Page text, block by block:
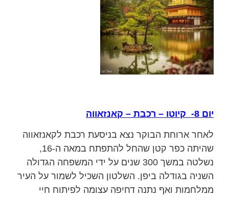
יום 8- קיוטו – רכבת – קאנזאווה
לאחר ארוחת הבוקר נצא בניסעת רכבת לקאנזאווה
שהיתה כפר קטן שהחל להתפתח במאה ה-16,
נשלטה במשך 300 שנים על ידי המשפחה הגדולה
השניה בגודלה ביפן. השלטון השכיל לשמור על העיר
ממלחמות ואף נתנה דחיפה עצומה לפיתוח חיי